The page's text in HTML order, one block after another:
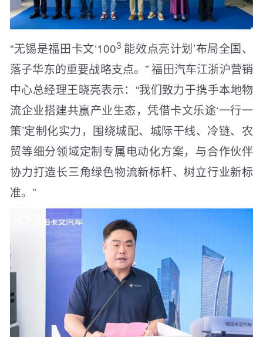
“无锡是福田卡文‘1003 能效点亮计划’布局全国、
落子华东的重要战略支点。” 福田汽车江浙沪营销
中心总经理王晓亮表示：“我们致力于携手本地物
流企业搭建共赢产业生态，凭借卡文乐途‘一行一
策’定制化实力，围绕城配、城际干线、冷链、农
贸等细分领域定制专属电动化方案，与合作伙伴
协力打造长三角绿色物流新标杆、树立行业新标
准。”